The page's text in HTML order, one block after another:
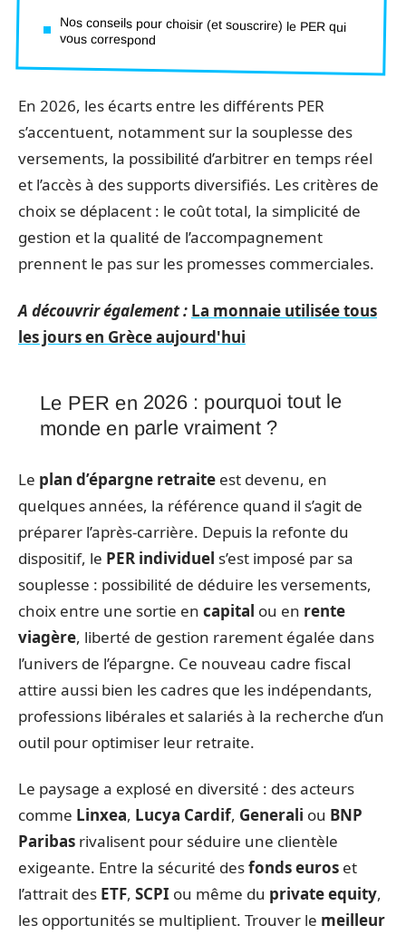
Nos conseils pour choisir (et souscrire) le PER qui
vous correspond
En 2026, les écarts entre les différents PER
s’accentuent, notamment sur la souplesse des
versements, la possibilité d’arbitrer en temps réel
et l’accès à des supports diversifiés. Les critères de
choix se déplacent : le coût total, la simplicité de
gestion et la qualité de l’accompagnement
prennent le pas sur les promesses commerciales.
A découvrir également : La monnaie utilisée tous
les jours en Grèce aujourd'hui
Le PER en 2026 : pourquoi tout le
monde en parle vraiment ?
Le plan d’épargne retraite est devenu, en
quelques années, la référence quand il s’agit de
préparer l’après-carrière. Depuis la refonte du
dispositif, le PER individuel s’est imposé par sa
souplesse : possibilité de déduire les versements,
choix entre une sortie en capital ou en rente
viagère, liberté de gestion rarement égalée dans
l’univers de l’épargne. Ce nouveau cadre fiscal
attire aussi bien les cadres que les indépendants,
professions libérales et salariés à la recherche d’un
outil pour optimiser leur retraite.
Le paysage a explosé en diversité : des acteurs
comme Linxea, Lucya Cardif, Generali ou BNP
Paribas rivalisent pour séduire une clientèle
exigeante. Entre la sécurité desfonds euros et
l’attrait des ETF, SCPI ou même du private equity,
les opportunités se multiplient. Trouver le meilleur